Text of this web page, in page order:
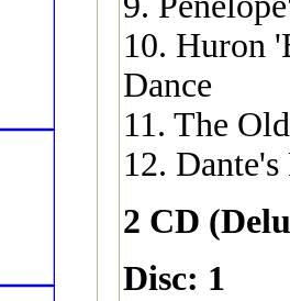
10. Huron
Dance
11. The
12. Dante's
2 CD
Disc: 1